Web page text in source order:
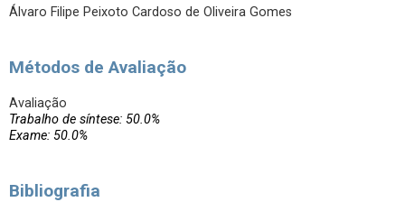
Álvaro Filipe Peixoto Cardoso de Oliveira Gomes
Métodos de Avaliação
Avaliação
Trabalho de síntese: 50.0%
Exame: 50.0%
Bibliografia